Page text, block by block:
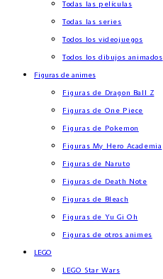
Todas las películas
Todas las series
Todos los videojuegos
Todos los dibujos animados
Figuras de animes
Figuras de Dragon Ball Z
Figuras de One Piece
Figuras de Pokemon
Figuras My Hero Academia
Figuras de Naruto
Figuras de Death Note
Figuras de Bleach
Figuras de Yu Gi Oh
Figuras de otros animes
LEGO
LEGO Star Wars